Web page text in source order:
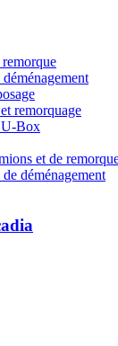
remorquage
U-Box
et de
déménagement